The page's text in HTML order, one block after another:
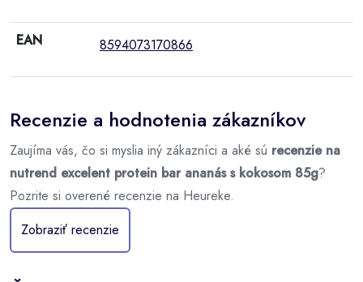
EAN 8594073170866
Recenzie a hodnotenia zákazníkov
Zaujíma vás, čo si myslia iný zákazníci a aké sú recenzie na
nutrend excelent protein bar ananás s kokosom 85g?
Pozrite si overené recenzie na Heureke.
Zobraziť recenzie